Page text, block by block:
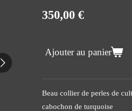
350,00 €
Ajouter au panier
Beau collier de perles de
cabochon de turquoise